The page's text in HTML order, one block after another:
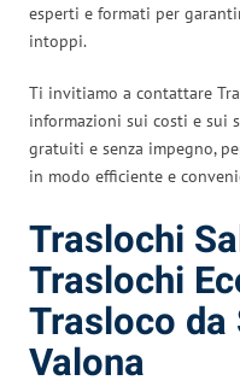
esperti e formati per
intoppi.
Ti invitiamo a contattare
informazioni sui costi e sui
gratuiti e senza impegno,
in modo efficiente e
Traslochi
Traslochi
Trasloco da
Valona